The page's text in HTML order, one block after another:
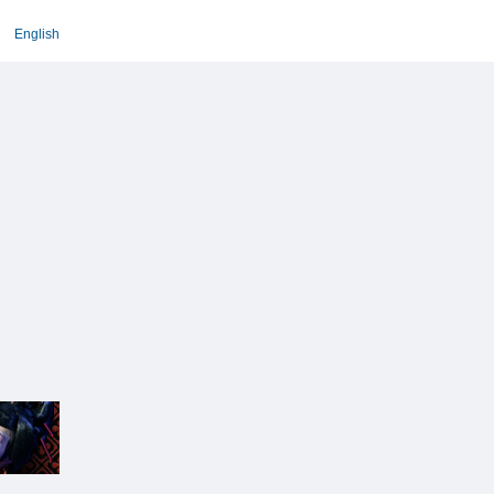
English